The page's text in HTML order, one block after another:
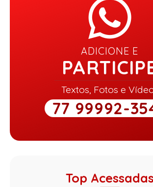
ADICIONE E
Textos, Fotos e
77 99992-
Top Acessadas